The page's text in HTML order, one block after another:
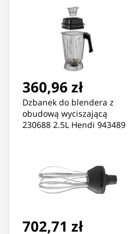
360,96 zł
Dzbanek do blendera z
obudową wyciszającą
230688 2.5L Hendi 943489
702,71 zł